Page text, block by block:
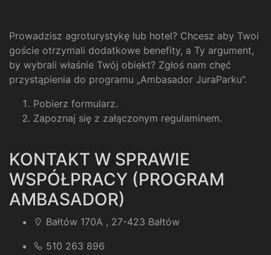
Prowadzisz agroturystykę lub hotel? Chcesz aby Twoi
goście otrzymali dodatkowe benefity, a Ty argument,
by wybrali właśnie Twój obiekt? Zgłoś nam chęć
przystąpienia do programu „Ambasador JuraParku”.
Pobierz formularz.
Zapoznaj się z załączonym regulaminem.
KONTAKT W SPRAWIE
WSPÓŁPRACY (PROGRAM
AMBASADOR)
Bałtów 170A , 27-423 Bałtów
510 263 896